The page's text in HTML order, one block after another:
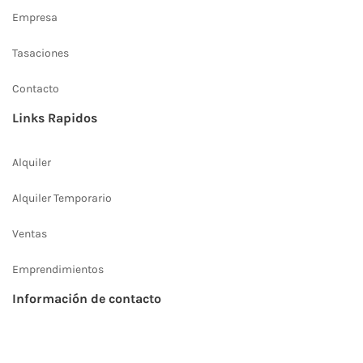
Empresa
Tasaciones
Contacto
Links Rapidos
Alquiler
Alquiler Temporario
Ventas
Emprendimientos
Información de contacto